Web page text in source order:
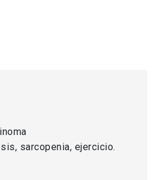
sarcopenia, ejercicio.